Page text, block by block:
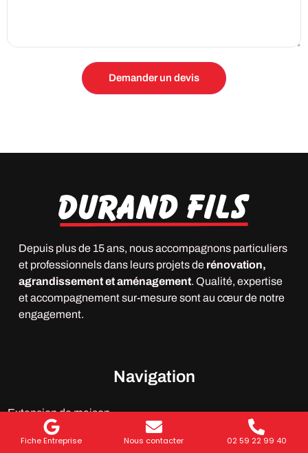
Fiche Entreprise Nous contacter 02 59 22 99 40
Depuis plus de 15 ans, nous accompagnons particuliers
et professionnels dans leurs projets de rénovation,
agrandissement et aménagement. Qualité, expertise
et accompagnement sur-mesure sont au cœur de notre
engagement.
Navigation
Extension de maison
Rénovation de maison